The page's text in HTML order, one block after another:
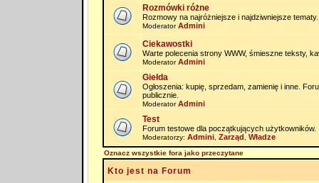
Rozmówki różne
Rozmowy na najróżniejsze i najdziwniejsze tematy.
ModeratorAdmini
Ciekawostki
Warte polecenia strony WWW, śmieszne teksty,
ModeratorAdmini
Giełda
Ogłoszenia: kupię, sprzedam, zamienię i inne.
publicznie.
ModeratorAdmini
Test
Forum testowe dla początkujących użytkowników.
Moderatorzy: Admini, Zarząd Władze
Oznacz wszystkie fora jako przeczytane
Kto jest na Forum